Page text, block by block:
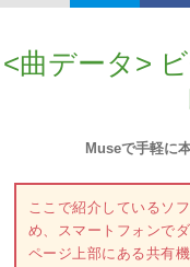
<曲データ>
Museで手軽に
ここで紹介しているソ
め、スマートフォンで
ページ上部にある共有